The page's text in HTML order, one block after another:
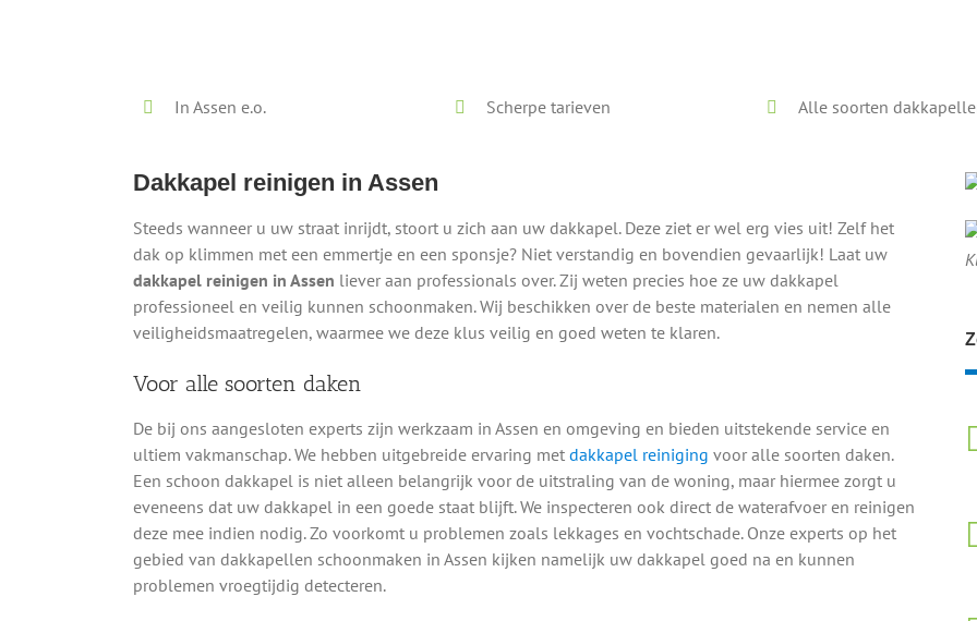
In Assen e.o. Scherpe tarieven Alle soorten
Dakkapel reinigen in Assen
Steeds wanneer u uw straat inrijdt, stoort u zich aan uw dakkapel. Deze ziet er wel erg vies uit! Zelf het
dak op klimmen met een emmertje en een sponsje? Niet verstandig en bovendien gevaarlijk! Laat uw
dakkapel reinigen in Assen liever aan professionals over. Zij weten precies hoe ze uw dakkapel
professioneel en veilig kunnen schoonmaken. Wij beschikken over de beste materialen en nemen alle
veiligheidsmaatregelen, waarmee we deze klus veilig en goed weten te klaren.
Voor alle soorten daken
De bij ons aangesloten experts zijn werkzaam in Assen en omgeving en bieden uitstekende service en
ultiem vakmanschap. We hebben uitgebreide ervaring met dakkapel reiniging voor alle soorten daken.
Een schoon dakkapel is niet alleen belangrijk voor de uitstraling van de woning, maar hiermee zorgt u
eveneens dat uw dakkapel in een goede staat blijft. We inspecteren ook direct de waterafvoer en reinigen
deze mee indien nodig. Zo voorkomt u problemen zoals lekkages en vochtschade. Onze experts op het
gebied van dakkapellen schoonmaken in Assen kijken namelijk uw dakkapel goed na en kunnen
problemen vroegtijdig detecteren.